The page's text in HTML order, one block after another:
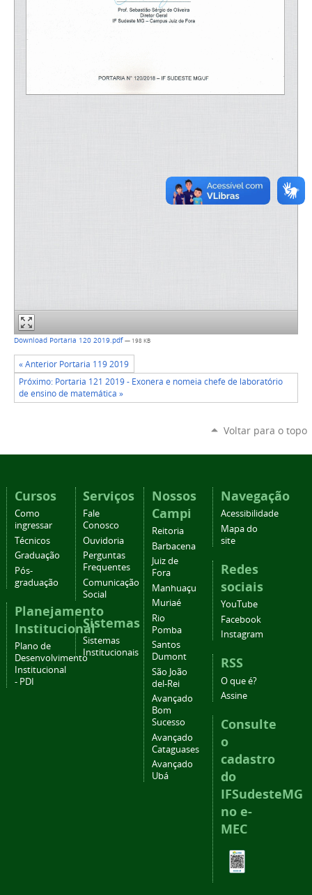
Download Portaria 120 2019.pdf— 198 KB
« Anterior Portaria 119 2019
Próximo: Portaria 121 2019 - Exonera e nomeia chefe de laboratório
de ensino de matemática »
Voltar para o topo
Cursos
Como
ingressar
Técnicos
Graduação
Pós-
graduação
Planejamento
Institucional
Plano de
Desenvolvimento
Institucional
- PDI
Serviços
Fale
Conosco
Ouvidoria
Perguntas
Frequentes
Comunicação
Social
Sistemas
Sistemas
Institucionais
Nossos
Campi
Reitoria
Barbacena
Juiz de
Fora
Manhuaçu
Muriaé
Rio
Pomba
Santos
Dumont
São João
del-Rei
Avançado
Bom
Sucesso
Avançado
Cataguases
Avançado
Ubá
Navegação
Acessibilidade
Mapa do
site
Redes
sociais
YouTube
Facebook
Instagram
RSS
O que é?
Assine
Consulte
o
cadastro
do
IFSudesteMG
no e-
MEC